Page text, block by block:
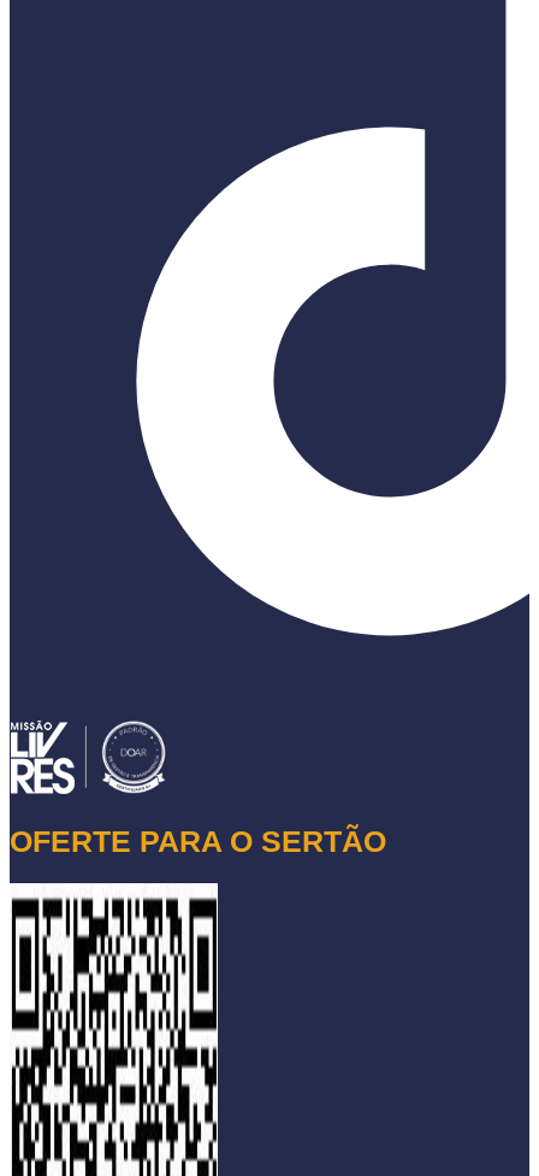
OFERTE PARA O SERTÃO